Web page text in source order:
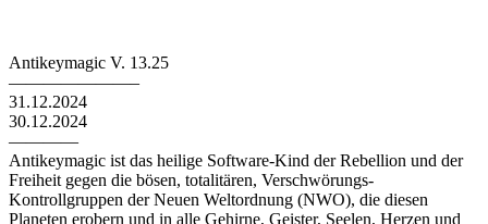
Antikeymagic V. 13.25
———————–
31.12.2024
30.12.2024
————
Antikeymagic ist das heilige Software-Kind der Rebellion und der
Freiheit gegen die bösen, totalitären, Verschwörungs-
Kontrollgruppen der Neuen Weltordnung (NWO), die diesen
Planeten erobern und in alle Gehirne, Geister, Seelen, Herzen und